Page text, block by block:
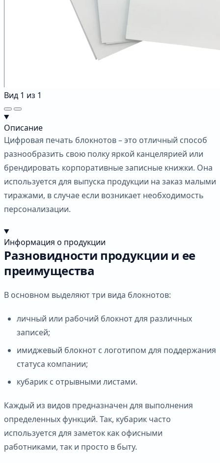
Вид 1 из 1
Описание
Цифровая печать блокнотов – это отличный способ
разнообразить свою полку яркой канцелярией или
брендировать корпоративные записные книжки. Она
используется для выпуска продукции на заказ малыми
тиражами, в случае если возникает необходимость
персонализации.
Информация о продукции
Разновидности продукции и ее
преимущества
В основном выделяют три вида блокнотов:
личный или рабочий блокнот для различных
записей;
имиджевый блокнот с логотипом для поддержания
статуса компании;
кубарик с отрывными листами.
Каждый из видов предназначен для выполнения
определенных функций. Так, кубарик часто
используется для заметок как офисными
работниками, так и просто в быту.